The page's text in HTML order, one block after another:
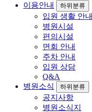
이용안내
하위분류
입원 생활 안내
병원시설
편의시설
면회 안내
주차 안내
입원 상담
Q&A
병원소식
하위분류
공지사항
병원소식지